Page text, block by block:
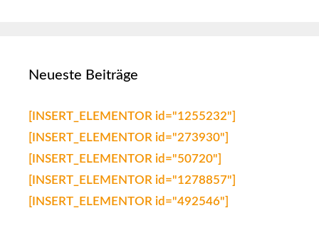
Neueste Beiträge
[INSERT_ELEMENTOR id="1255232"]
[INSERT_ELEMENTOR id="273930"]
[INSERT_ELEMENTOR id="50720"]
[INSERT_ELEMENTOR id="1278857"]
[INSERT_ELEMENTOR id="492546"]